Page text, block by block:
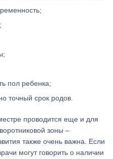
пол ребенка;
точный срок родов.
проводится еще и для
зоны –
также очень важна. Если
могут говорить о наличии